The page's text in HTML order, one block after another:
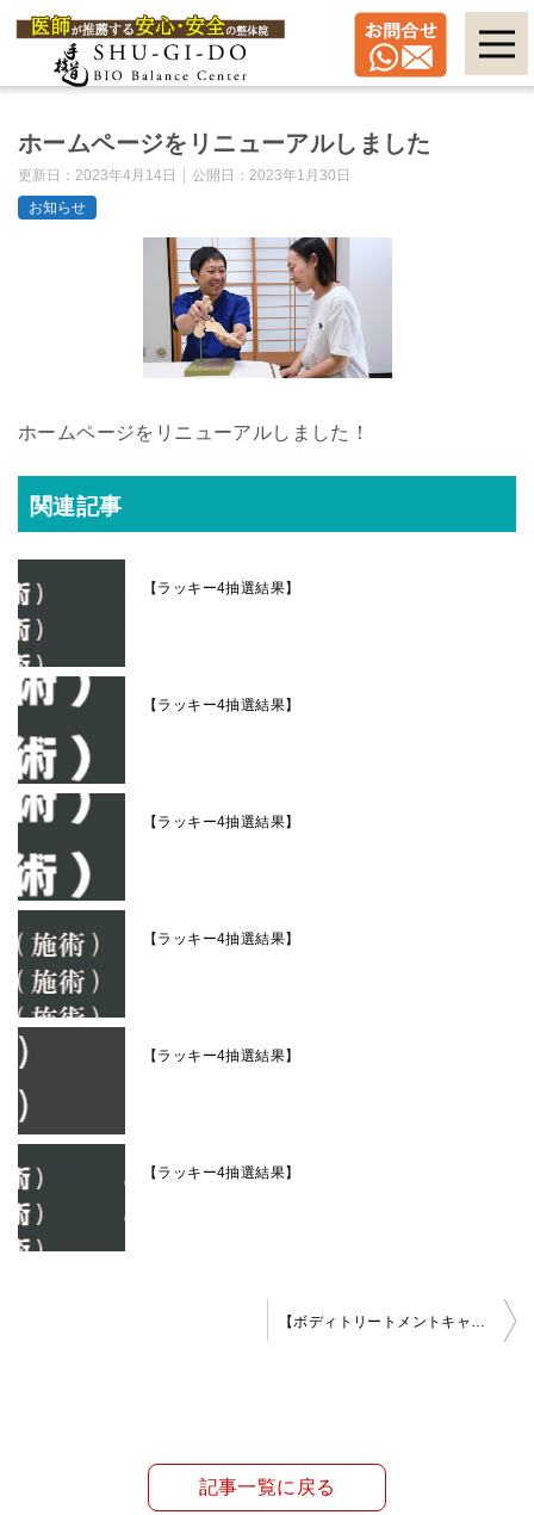
ホームページをリニューアルしました
更新日： 2023年4月14日 公開日： 2023年1月30日
お知らせ
ホームページをリニューアルしました！
関連記事
【ラッキー4抽選結果】
【ラッキー4抽選結果】
【ラッキー4抽選結果】
【ラッキー4抽選結果】
【ラッキー4抽選結果】
【ラッキー4抽選結果】
記事一覧に戻る